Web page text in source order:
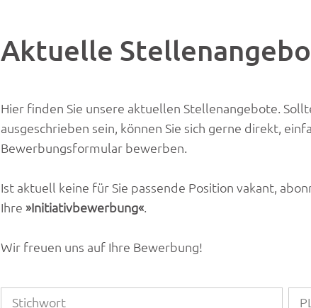
Aktuelle
Hier finden Sie unsere aktuellen Stellenangebote.
ausgeschrieben sein, können Sie sich gerne direkt,
Bewerbungsformular bewerben.
Ist aktuell keine für Sie passende Position vakant,
Ihre
Initiativbewerbung .
Wir freuen uns auf Ihre Bewerbung!